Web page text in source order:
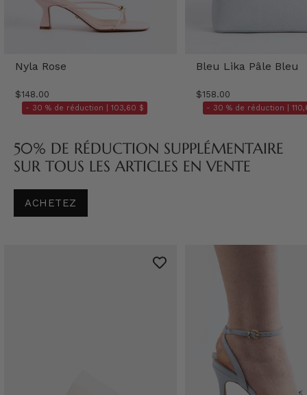
Nyla Rose
$148.00
- 30 % de réduction | 103,60 $
Bleu Lika Pâle Bleu
$158.00
- 30 % de réduction |
50% DE RÉDUCTION SUPPLÉMENTAIRE
SUR TOUS LES ARTICLES EN VENTE
ACHETEZ